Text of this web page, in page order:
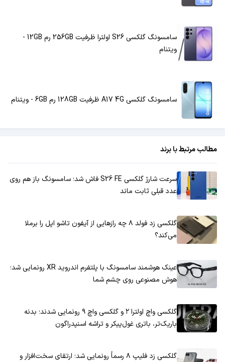
سامسونگ گلکسی S26 اولترا ظرفیت 256GB رم 12GB -
ویتنام
سامسونگ گلکسی A17 4G ظرفیت 128GB رم 6GB - ویتنام
مطالب مرتبط با برند
سرعت شارژ گلکسی S26 FE فاش شد؛ سامسونگ باز هم روی
عدد قبلی ثابت ماند
گلکسی زد فولد ۸ چه رازهایی از آیفون تاشو اپل را برملا
می‌کند؟
عینک هوشمند سامسونگ با پلتفرم اندروید XR رونمایی شد؛
هوش مصنوعی روی چشم شما
گلکسی واچ اولترا ۲ و گلکسی واچ ۹ رونمایی شدند؛ بدنه
باریک‌تر، باتری غول‌پیکر و تراشه اسنپدراگون
گلکسی زد فلیپ ۸ رسماً رونمایی شد؛ ارتقای سخت‌افزار و